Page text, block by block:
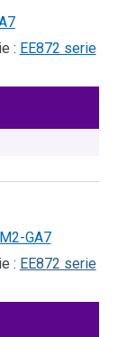
: EE872 serie
GA7
: EE872 serie